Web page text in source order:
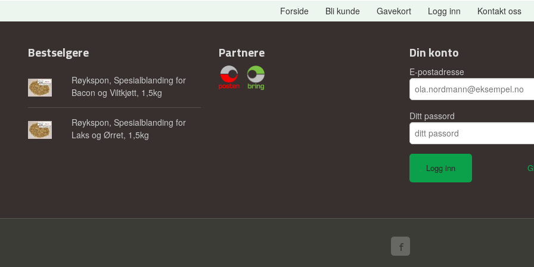
Forside Bli kunde Gavekort Logg inn Kontakt oss
Bestselgere
Røykspon, Spesialblanding for
Bacon og Viltkjøtt, 1,5kg
Røykspon, Spesialblanding for
Laks og Ørret, 1,5kg
Partnere Din konto
E-postadresse
Ditt passord